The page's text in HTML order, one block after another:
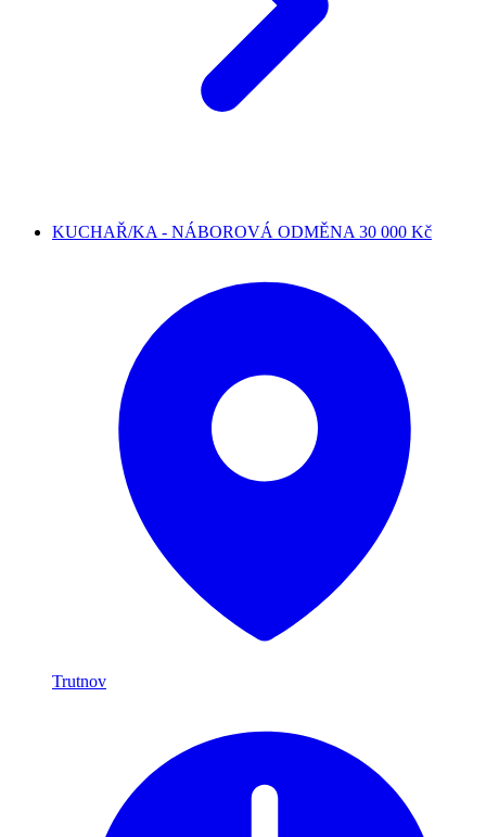
KUCHAŘ/KA - NÁBOROVÁ ODMĚNA 30 000 Kč
Trutnov